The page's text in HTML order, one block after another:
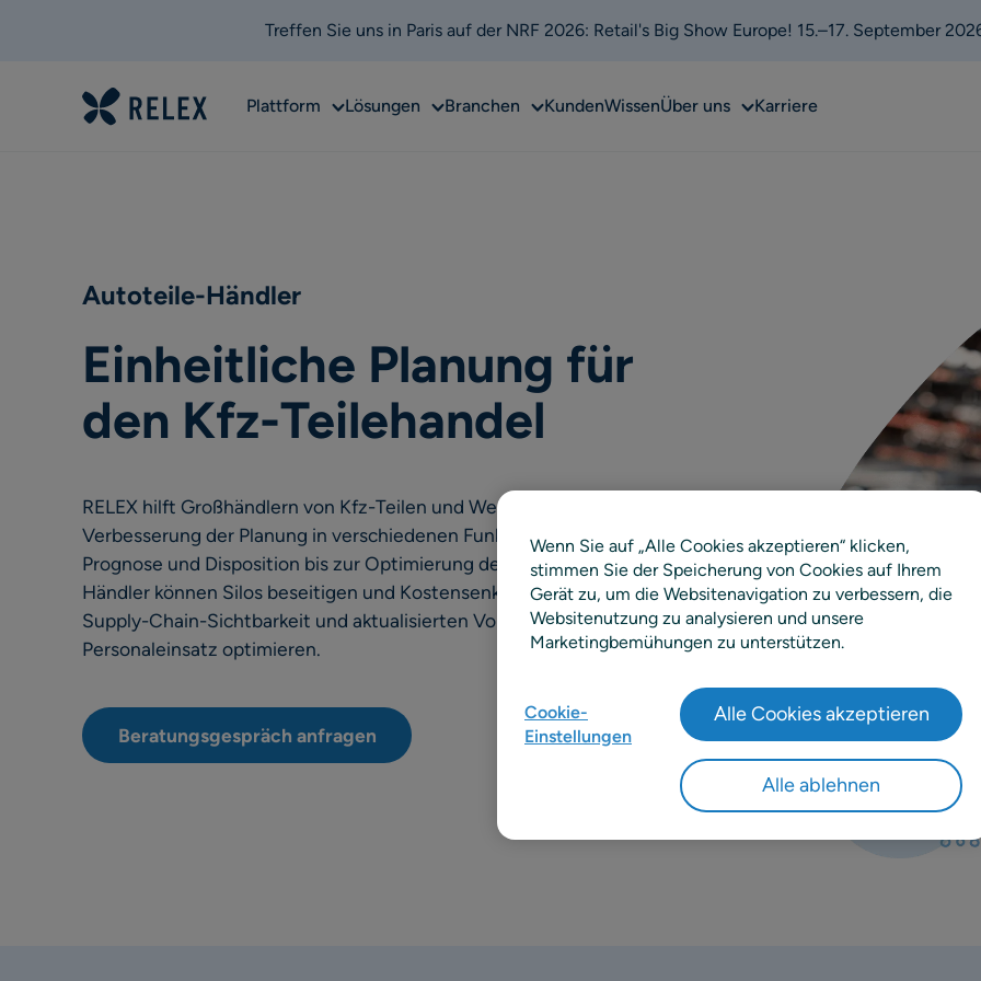
Treffen Sie uns in Paris auf der NRF 2026: Retail's Big Show Europe! 15.–17. September
Plattform SubLösungen SubBranchen SubKundenWissenÜber unsSubKarriere
Autoteile-Händler
Einheitliche Planung für
den Kfz-Teilehandel
RELEX hilft Großhändlern von Kfz-Teilen und Werkzeugen bei der
Verbesserung der Planung in verschiedenen Funktionsbereichen, von der
Prognose und Disposition bis zur Optimierung des Personalbestands.
Händler können Silos beseitigen und Kostensenkungen mit verbesserter
Supply-Chain-Sichtbarkeit und aktualisierten Voraussetzungen für den
Personaleinsatz optimieren.
Beratungsgespräch anfragen
Wenn Sie auf „Alle Cookies akzeptieren“ klicken,
stimmen Sie der Speicherung von Cookies auf Ihrem
Gerät zu, um die Websitenavigation zu verbessern, die
Websitenutzung zu analysieren und unsere
Marketingbemühungen zu unterstützen.
Cookie-
Einstellungen
Alle ablehnen
Alle Cookies akzeptieren